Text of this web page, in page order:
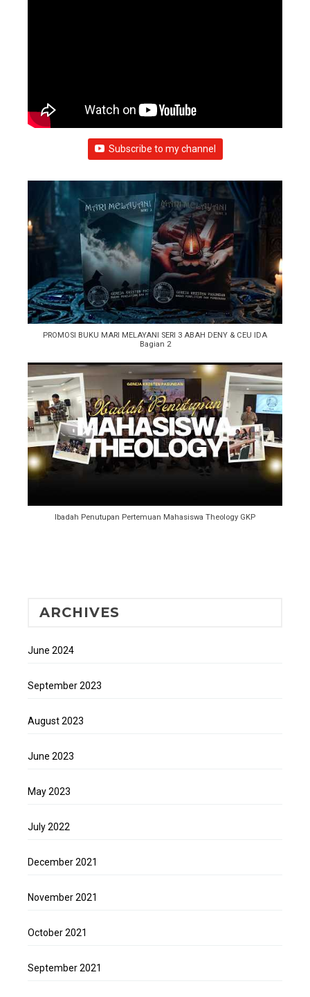
Subscribe to my channel
PROMOSI BUKU MARI MELAYANI SERI 3 ABAH DENY & CEU IDA
Bagian 2
Ibadah Penutupan Pertemuan Mahasiswa Theology GKP
ARCHIVES
June 2024
September 2023
August 2023
June 2023
May 2023
July 2022
December 2021
November 2021
October 2021
September 2021